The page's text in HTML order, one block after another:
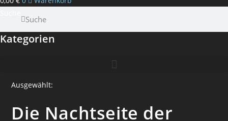
Suche
Kategorien
Ausgewählt:
Die Nachtseite der